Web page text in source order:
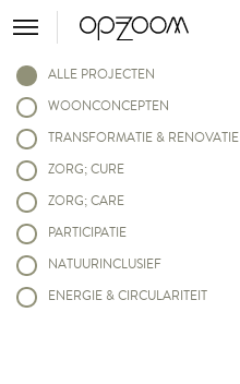
ALLE PROJECTEN
WOONCONCEPTEN
TRANSFORMATIE & RENOVATIE
ZORG; CURE
ZORG; CARE
PARTICIPATIE
NATUURINCLUSIEF
ENERGIE & CIRCULARITEIT